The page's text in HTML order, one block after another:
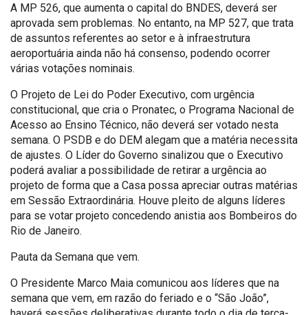
A MP 526, que aumenta o capital do BNDES, deverá ser
aprovada sem problemas. No entanto, na MP 527, que trata
de assuntos referentes ao setor e à infraestrutura
aeroportuária ainda não há consenso, podendo ocorrer
várias votações nominais.
O Projeto de Lei do Poder Executivo, com urgência
constitucional, que cria o Pronatec, o Programa Nacional de
Acesso ao Ensino Técnico, não deverá ser votado nesta
semana. O PSDB e do DEM alegam que a matéria necessita
de ajustes. O Líder do Governo sinalizou que o Executivo
poderá avaliar a possibilidade de retirar a urgência ao
projeto de forma que a Casa possa apreciar outras matérias
em Sessão Extraordinária. Houve pleito de alguns líderes
para se votar projeto concedendo anistia aos Bombeiros do
Rio de Janeiro.
Pauta da Semana que vem.
O Presidente Marco Maia comunicou aos líderes que na
semana que vem, em razão do feriado e o “São João”,